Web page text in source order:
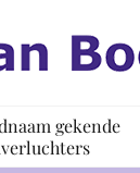
gekende